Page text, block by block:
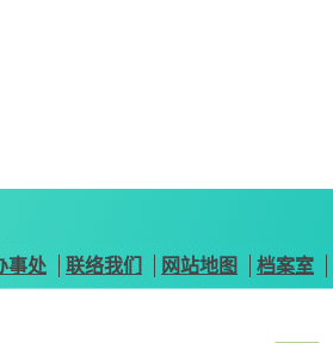
事处 联络我们 网站地图 档案室